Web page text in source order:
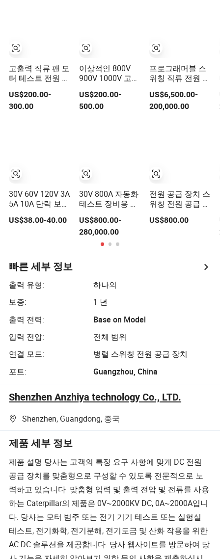
고출력 직류 팬 모
터 테스트 전원 공
급 장치, 노화 테
스트 실험 전원 공
급 장치
US$200.00-
300.00
30V 60V 120V 3A
5A 10A 단락 보호
가변 전원 공급 장
장치 테스트 설계
용 TPS3010h
US$38.00-40.00
이상적인 800V
900V 1000V 고전
압 프로그래머블
직류 전원 공급 장
치, 7000W 산업용
US$200.00-
500.00
30V 800A 자동화
테스트 장비용 프
전원 공급 장치
US$800.00-
280,000.00
프로그래머블 스
위칭 직류 전원 공
급 장치 Ngi
N38300 자동화
테스트 시스템을
US$6,500.00-
200,000.00
전원 공급 장치 스
위칭 전원 공급 장
교류를 직류로 변
US$800.00
빠른 세부 정보
출력 유형:
하나의
보증:
1 년
출력 전력:
Base on Model
입력 전압:
전체 범위
연결 모드:
병렬 스위칭 전원 공급 장치
포트:
Guangzhou, China
Shenzhen Anzhiya technology Co., LTD.
Shenzhen, Guangdong, 중국
제품 세부 정보
제품 설명 당사는 고객의 특정 요구 사항에 맞게 DC 전원
공급 장치를 맞춤형으로 구성할 수 있도록 전문적으로 노
력하고 있습니다. 맞춤형 입력 및 출력 전압 및 전류를 사용
하는 Caterpillar의 제품은 0V~2000KV DC, 0A~2000A입니
다. 당사는 모터 범주 또는 전기 기기 테스트 또는 실험실
테스트, 전기화학, 전기분해, 전기도금 및 산화 작용을 위한
AC-DC 솔루션을 제공합니다. 당사 웹사이트를 방문하여 당